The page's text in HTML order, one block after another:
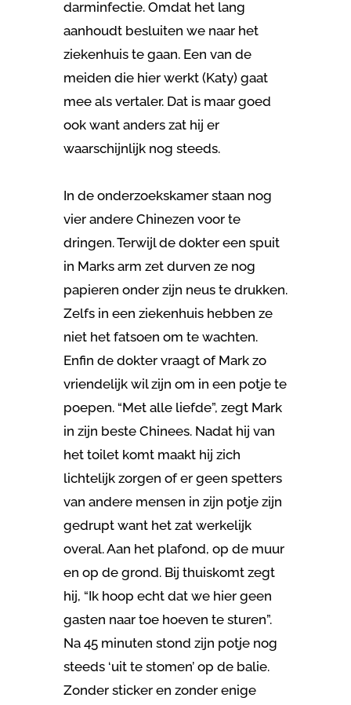
darminfectie. Omdat het lang
aanhoudt besluiten we naar het
ziekenhuis te gaan. Een van de
meiden die hier werkt (Katy) gaat
mee als vertaler. Dat is maar goed
ook want anders zat hij er
waarschijnlijk nog steeds.
In de onderzoekskamer staan nog
vier andere Chinezen voor te
dringen. Terwijl de dokter een spuit
in Marks arm zet durven ze nog
papieren onder zijn neus te drukken.
Zelfs in een ziekenhuis hebben ze
niet het fatsoen om te wachten.
Enfin de dokter vraagt of Mark zo
vriendelijk wil zijn om in een potje te
poepen. “Met alle liefde”, zegt Mark
in zijn beste Chinees. Nadat hij van
het toilet komt maakt hij zich
lichtelijk zorgen of er geen spetters
van andere mensen in zijn potje zijn
gedrupt want het zat werkelijk
overal. Aan het plafond, op de muur
en op de grond. Bij thuiskomt zegt
hij, “Ik hoop echt dat we hier geen
gasten naar toe hoeven te sturen”.
Na 45 minuten stond zijn potje nog
steeds ‘uit te stomen’ op de balie.
Zonder sticker en zonder enige